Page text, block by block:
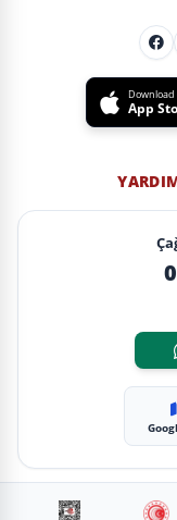
Download
App